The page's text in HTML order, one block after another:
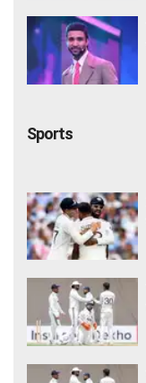
Sports